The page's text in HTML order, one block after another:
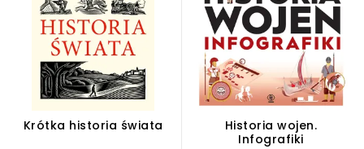
Krótka historia świata
Historia wojen.
Infografiki